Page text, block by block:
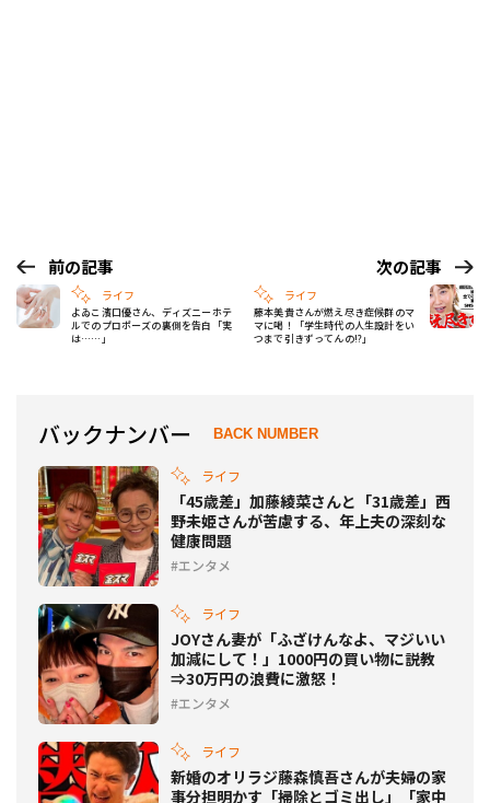
前の記事
ライフ
よゐこ濱口優さん、ディズニーホテ
ルでのプロポーズの裏側を告白「実
は……」
次の記事
ライフ
藤本美貴さんが燃え尽き症候群のマ
マに喝！「学生時代の人生設計をい
つまで引きずってんの!?」
バックナンバー BACK NUMBER
ライフ
「45歳差」加藤綾菜さんと「31歳差」西
野未姫さんが苦慮する、年上夫の深刻な
健康問題
エンタメ
ライフ
JOYさん妻が「ふざけんなよ、マジいい
加減にして！」1000円の買い物に説教
⇒30万円の浪費に激怒！
エンタメ
ライフ
新婚のオリラジ藤森慎吾さんが夫婦の家
事分担明かす「掃除とゴミ出し」「家中